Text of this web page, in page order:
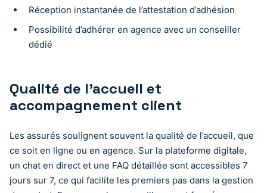
Réception instantanée de l’attestation d’adhésion
Possibilité d’adhérer en agence avec un conseiller
dédié
Qualité de l’accueil et
accompagnement client
Les assurés soulignent souvent la qualité de l’accueil, que
ce soit en ligne ou en agence. Sur la plateforme digitale,
un chat en direct et une FAQ détaillée sont accessibles 7
jours sur 7, ce qui facilite les premiers pas dans la gestion